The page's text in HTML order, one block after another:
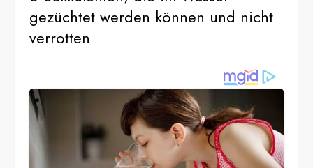
gezüchtet werden können und nicht
verrotten